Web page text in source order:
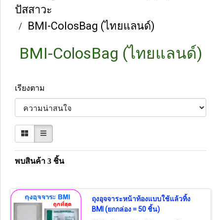
ปัสสาวะ
BMI-ColosBag (ไทยแลนด์)
BMI-ColosBag (ไทยแลนด์)
เรียงตาม
พบสินค้า 3 ชิ้น
ถุงอุจจาระหน้าท้องแบบใช้แล้วทิ้ง
BMI (ยกกล่อง = 50 ชิ้น)